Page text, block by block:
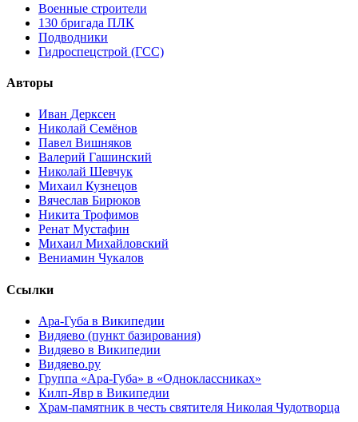
Военные строители
130 бригада ПЛК
Подводники
Гидроспецстрой (ГСС)
Авторы
Иван Дерксен
Николай Семёнов
Павел Вишняков
Валерий Гашинский
Николай Шевчук
Михаил Кузнецов
Вячеслав Бирюков
Никита Трофимов
Ренат Мустафин
Михаил Михайловский
Вениамин Чукалов
Ссылки
Ара-Губа в Википедии
Видяево (пункт базирования)
Видяево в Википедии
Видяево.ру
Группа «Ара-Губа» в «Одноклассниках»
Килп-Явр в Википедии
Храм-памятник в честь святителя Николая Чудотворца